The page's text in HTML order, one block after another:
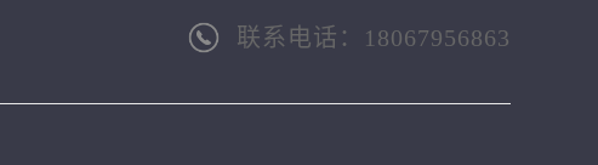
联系电话：18067956863